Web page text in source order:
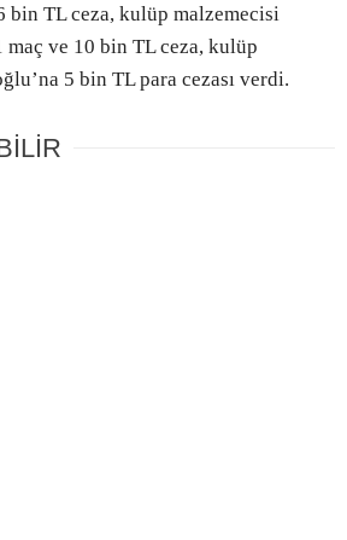
bin TL ceza, kulüp malzemecisi
maç ve 10 bin TL ceza, kulüp
5 bin TL para cezası verdi.